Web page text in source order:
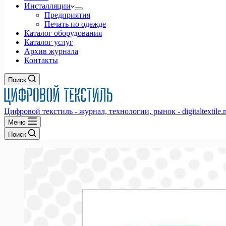
Инсталляции
Предприятия
Печать по одежде
Каталог оборудования
Каталог услуг
Архив журнала
Контакты
Поиск
Цифровой текстиль - журнал, технологии, рынок -
Меню
Поиск